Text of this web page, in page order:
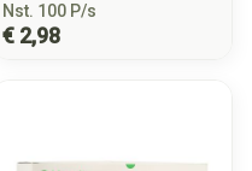
Nst. 100 P/s
€ 2,98